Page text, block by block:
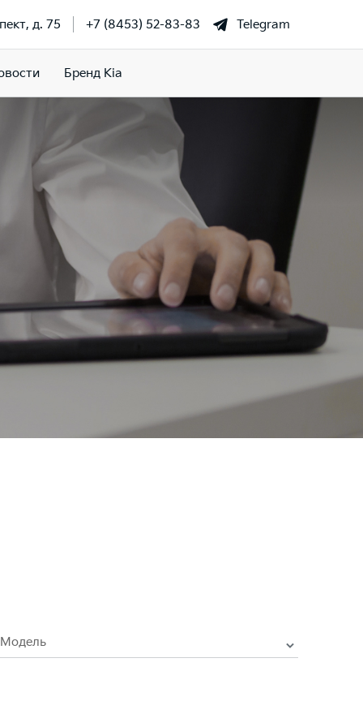
д. 75 +7 (8453) 52-83-83 Telegram
Бренд Kia
Модель